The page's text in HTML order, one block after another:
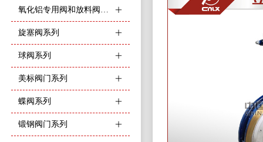
ꄶ
氧化铝专用阀和放料阀系列
ꄶ
旋塞阀系列
ꄶ
球阀系列
ꄶ
美标阀门系列
ꄶ
蝶阀系列
ꄶ
锻钢阀门系列